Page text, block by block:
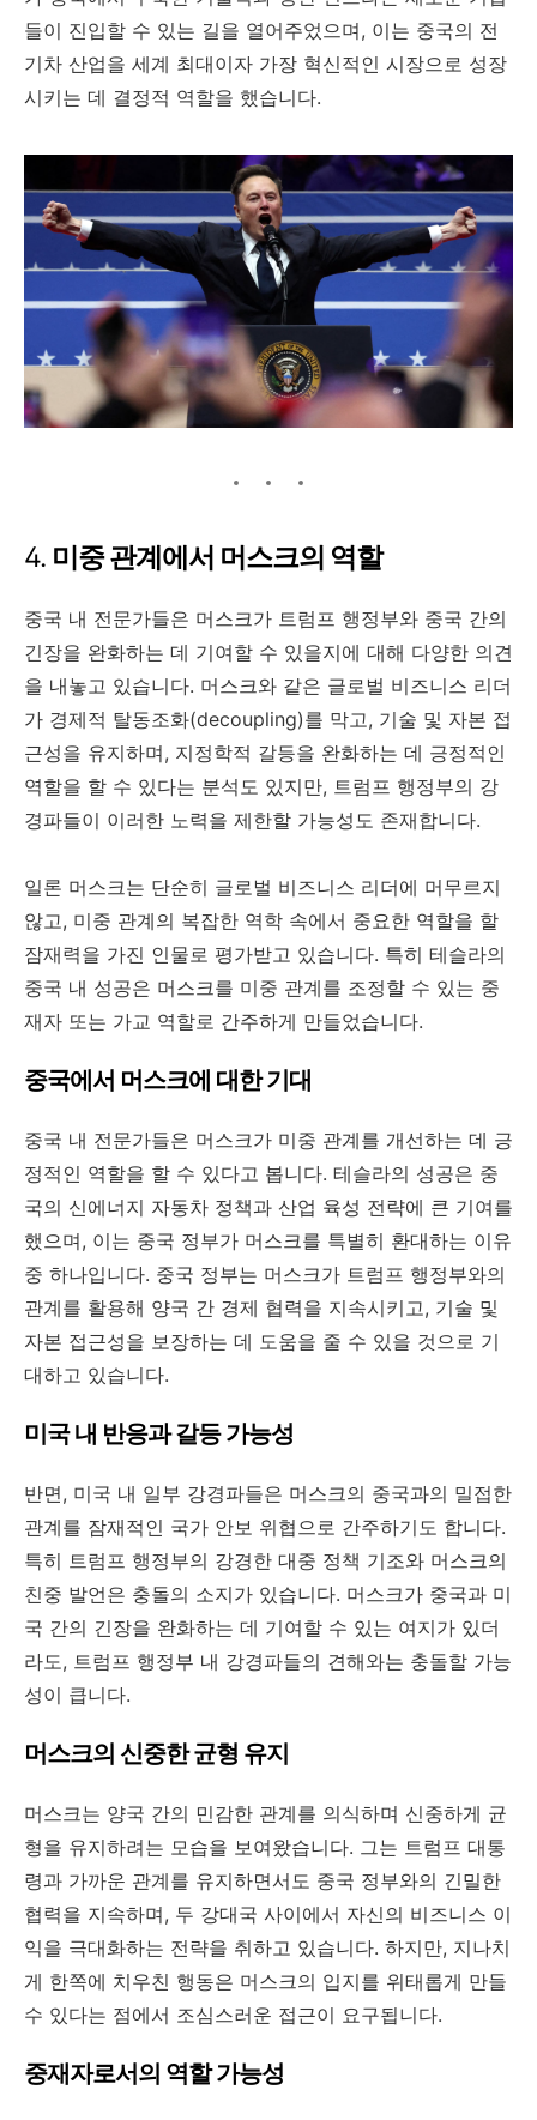
들이 진입할 수 있는 길을 열어주었으며, 이는 중국의 전
기차 산업을 세계 최대이자 가장 혁신적인 시장으로 성장
시키는 데 결정적 역할을 했습니다.
4. 미중 관계에서 머스크의 역할
중국 내 전문가들은 머스크가 트럼프 행정부와 중국 간의
긴장을 완화하는 데 기여할 수 있을지에 대해 다양한 의견
을 내놓고 있습니다. 머스크와 같은 글로벌 비즈니스 리더
가 경제적 탈동조화(decoupling)를 막고, 기술 및 자본 접
근성을 유지하며, 지정학적 갈등을 완화하는 데 긍정적인
역할을 할 수 있다는 분석도 있지만, 트럼프 행정부의 강
경파들이 이러한 노력을 제한할 가능성도 존재합니다.
일론 머스크는 단순히 글로벌 비즈니스 리더에 머무르지
않고, 미중 관계의 복잡한 역학 속에서 중요한 역할을 할
잠재력을 가진 인물로 평가받고 있습니다. 특히 테슬라의
중국 내 성공은 머스크를 미중 관계를 조정할 수 있는 중
재자 또는 가교 역할로 간주하게 만들었습니다.
중국에서 머스크에 대한 기대
중국 내 전문가들은 머스크가 미중 관계를 개선하는 데 긍
정적인 역할을 할 수 있다고 봅니다. 테슬라의 성공은 중
국의 신에너지 자동차 정책과 산업 육성 전략에 큰 기여를
했으며, 이는 중국 정부가 머스크를 특별히 환대하는 이유
중 하나입니다. 중국 정부는 머스크가 트럼프 행정부와의
관계를 활용해 양국 간 경제 협력을 지속시키고, 기술 및
자본 접근성을 보장하는 데 도움을 줄 수 있을 것으로 기
대하고 있습니다.
미국 내 반응과 갈등 가능성
반면, 미국 내 일부 강경파들은 머스크의 중국과의 밀접한
관계를 잠재적인 국가 안보 위협으로 간주하기도 합니다.
특히 트럼프 행정부의 강경한 대중 정책 기조와 머스크의
친중 발언은 충돌의 소지가 있습니다. 머스크가 중국과 미
국 간의 긴장을 완화하는 데 기여할 수 있는 여지가 있더
라도, 트럼프 행정부 내 강경파들의 견해와는 충돌할 가능
성이 큽니다.
머스크의 신중한 균형 유지
머스크는 양국 간의 민감한 관계를 의식하며 신중하게 균
형을 유지하려는 모습을 보여왔습니다. 그는 트럼프 대통
령과 가까운 관계를 유지하면서도 중국 정부와의 긴밀한
협력을 지속하며, 두 강대국 사이에서 자신의 비즈니스 이
익을 극대화하는 전략을 취하고 있습니다. 하지만, 지나치
게 한쪽에 치우친 행동은 머스크의 입지를 위태롭게 만들
수 있다는 점에서 조심스러운 접근이 요구됩니다.
중재자로서의 역할 가능성